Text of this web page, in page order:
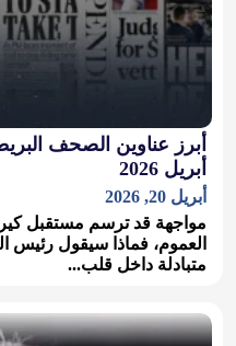
أبريل 2026
أبريل 20, 2026
مواجهة قد ترسم مستقبل
العموم، فماذا سيقول رئيس
متبادلة داخل قلب...